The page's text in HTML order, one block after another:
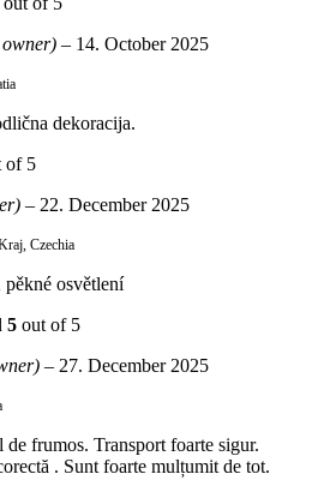
– 14. October 2025
dekoracija.
of 5
– 22. December 2025
Czechia
osvětlení
5 out of 5
– 27. December 2025
frumos. Transport foarte sigur.
. Sunt foarte mulțumit de tot.